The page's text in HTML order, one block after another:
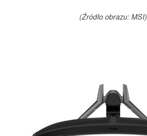
(Źródło obrazu: MSI)